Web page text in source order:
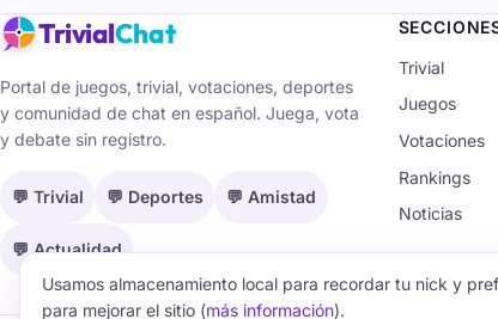
TrivialChat
Portal de juegos, trivial, votaciones, deportes
y comunidad de chat en español. Juega, vota
y debate sin registro.
💬 Trivial 💬 Deportes 💬 Amistad
💬 Actualidad
Trivial
Juegos
Votaciones
Rankings
Noticias
Usamos almacenamiento local para recordar tu nick y
para mejorar el sitio (más información).